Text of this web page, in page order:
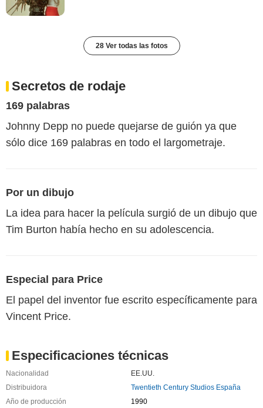
28 Ver todas las fotos
Secretos de rodaje
169 palabras
Johnny Depp no puede quejarse de guión ya que
sólo dice 169 palabras en todo el largometraje.
Por un dibujo
La idea para hacer la película surgió de un dibujo que
Tim Burton había hecho en su adolescencia.
Especial para Price
El papel del inventor fue escrito específicamente para
Vincent Price.
Especificaciones técnicas
Nacionalidad
EE.UU.
Distribuidora
Twentieth Century Studios España
Año de producción
1990